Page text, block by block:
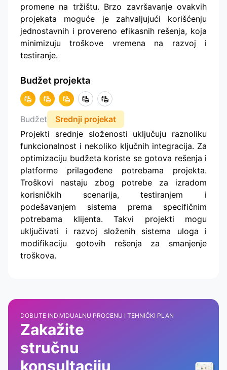
promene na tržištu. Brzo završavanje ovakvih
projekata moguće je zahvaljujući korišćenju
jednostavnih i provereno efikasnih rešenja, koja
minimizuju troškove vremena na razvoj i
testiranje.
Budžet projekta
Budžet
Srednji projekat
Projekti srednje složenosti uključuju raznoliku
funkcionalnost i nekoliko ključnih integracija. Za
optimizaciju budžeta koriste se gotova rešenja i
platforme prilagođene potrebama projekta.
Troškovi nastaju zbog potrebe za izradom
korisničkih scenarija, testiranjem i
podešavanjem sistema prema specifičnim
potrebama klijenta. Takvi projekti mogu
uključivati i razvoj složenih sistema uloga i
modifikaciju gotovih rešenja za smanjenje
troškova.
DOBIJTE INDIVIDUALNU PROCENU I TEHNIČKI PLAN
Zakažite
stručnu
konsultaciju